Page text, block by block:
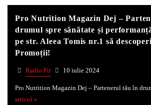
Pro Nutrition Magazin Dej –
drumul spre sănătate și
pe str. Aleea Tomis nr.1 să
Promoții!
Radio Fir 10 iulie 2024
Pro Nutrition Magazin Dej – Partenerul tău în
articol »